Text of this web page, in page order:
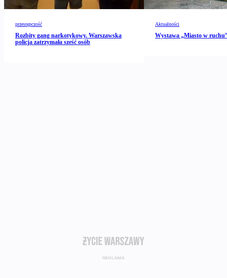
przestępczość
Rozbity gang narkotykowy. Warszawska
policja zatrzymała sześć osób
Aktualności
Wystawa „Miasto w